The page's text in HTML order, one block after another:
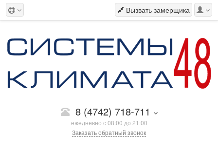
Вызвать замерщика
8 (4742) 718-711
ежедневно с 08:00 до 21:00
Заказать обратный звонок